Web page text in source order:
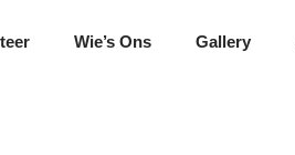
Wie’s Ons Gallery